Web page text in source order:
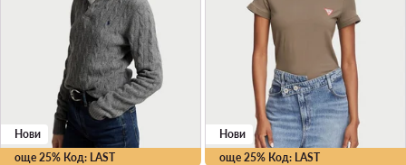
още 25% Код: LAST
Нови
още 25% Код: LAST
Нови